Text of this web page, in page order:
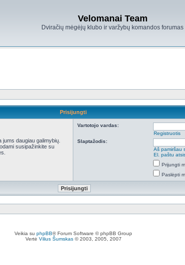
Velomanai Team
Dviračių mėgėjų klubo ir varžybų komandos forumas
Prisijungti
daugiau galimybių.
susipažinkite su
Vartotojo vardas:
Registruotis
Slaptažodis:
Aš pamiršau
El. paštu
Prijungti
Paslėpti
Veikia su phpBB® Forum Software © phpBB Group
Vertė Vilius Šumskas© 2003, 2005, 2007